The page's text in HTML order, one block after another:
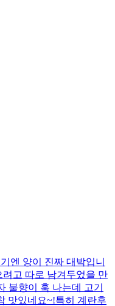
엔 양이 진짜 대박입니
고 따로 남겨두었을 만
불향이 훅 나는데 고기
맛있네요~!특히 계란후